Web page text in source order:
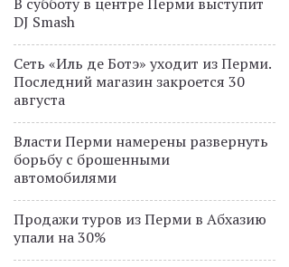
DJ Smash
Сеть «Иль де Ботэ» уходит из Перми.
Последний магазин закроется 30
августа
Власти Перми намерены развернуть
борьбу с брошенными
автомобилями
Продажи туров из Перми в Абхазию
упали на 30%